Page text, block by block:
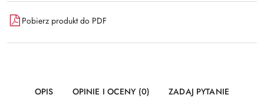
Pobierz produkt do PDF
OPIS OPINIE I OCENY (0) ZADAJ PYTANIE